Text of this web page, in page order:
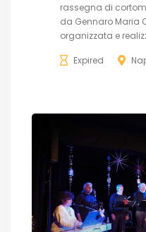
rassegna di
da Gennaro Maria
organizzata e
Expired